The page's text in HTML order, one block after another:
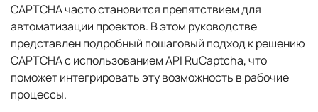
CAPTCHA часто становится препятствием для
автоматизации проектов. В этом руководстве
представлен подробный пошаговый подход к решению
CAPTCHA с использованием API RuCaptcha, что
поможет интегрировать эту возможность в рабочие
процессы.